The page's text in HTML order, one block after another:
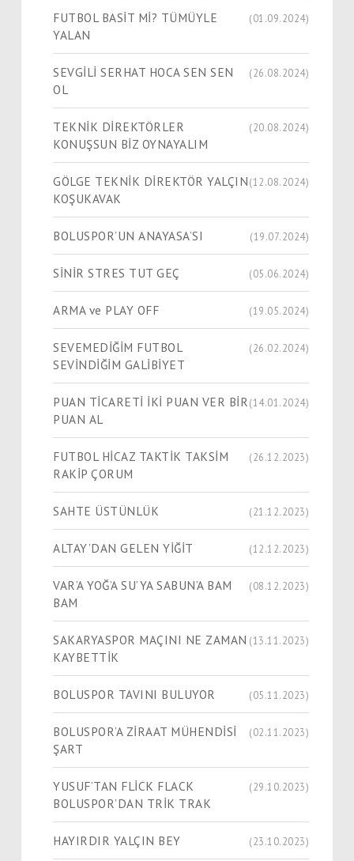
FUTBOL BASİT Mİ? TÜMÜYLE
YALAN
(01.09.2024)
SEVGİLİ SERHAT HOCA SEN SEN
OL
(26.08.2024)
TEKNİK DİREKTÖRLER
KONUŞSUN BİZ OYNAYALIM
(20.08.2024)
GÖLGE TEKNİK DİREKTÖR YALÇIN
KOŞUKAVAK
(12.08.2024)
BOLUSPOR’UN ANAYASA’SI (19.07.2024)
SİNİR STRES TUT GEÇ (05.06.2024)
ARMA ve PLAY OFF (19.05.2024)
SEVEMEDİĞİM FUTBOL
SEVİNDİĞİM GALİBİYET
(26.02.2024)
PUAN TİCARETİ İKİ PUAN VER BİR
PUAN AL
(14.01.2024)
FUTBOL HİCAZ TAKTİK TAKSİM
RAKİP ÇORUM
(26.12.2023)
SAHTE ÜSTÜNLÜK (21.12.2023)
ALTAY’DAN GELEN YİĞİT (12.12.2023)
VAR’A YOĞ’A SU’YA SABUN’A BAM
BAM
(08.12.2023)
SAKARYASPOR MAÇINI NE ZAMAN
KAYBETTİK
(13.11.2023)
BOLUSPOR TAVINI BULUYOR (05.11.2023)
BOLUSPOR’A ZİRAAT MÜHENDİSİ
ŞART
(02.11.2023)
YUSUF’TAN FLİCK FLACK
BOLUSPOR’DAN TRİK TRAK
(29.10.2023)
HAYIRDIR YALÇIN BEY (23.10.2023)